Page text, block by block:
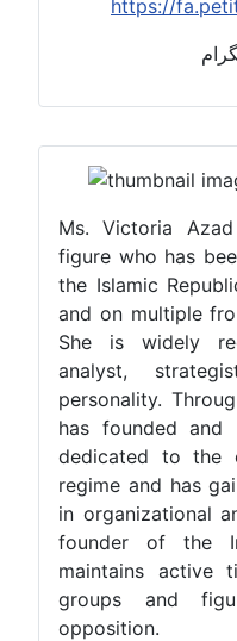
Ms. Victoria
figure who has
the Islamic
and on multiple
She is widely
analyst,
personality.
has founded and
dedicated to the
regime and has
in organizational
founder of the
maintains active
groups and
opposition.
https://